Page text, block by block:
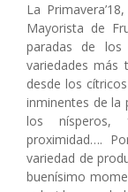
La
Mayorista de
paradas de los
variedades más
desde los
inminentes de la
los nísperos,
proximidad….
variedad de
buenísimo